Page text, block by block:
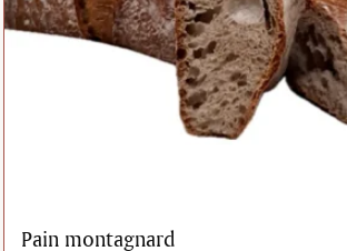
Pain montagnard